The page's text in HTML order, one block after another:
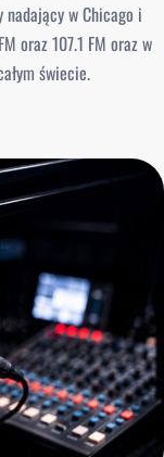
w Chicago i
oraz 107.1 FM oraz w
świecie.